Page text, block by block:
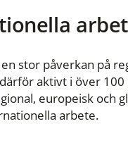
stor påverkan på
aktivt i över
europeisk och
arbete.